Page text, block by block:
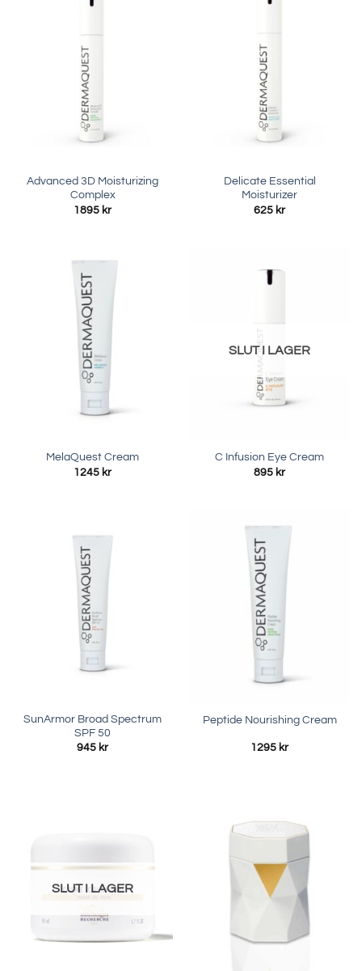
Advanced 3D Moisturizing
Complex
1895 kr
Delicate Essential
Moisturizer
625 kr
MelaQuest Cream
1245 kr
SLUT I LAGER
C Infusion Eye Cream
895 kr
SunArmor Broad Spectrum
SPF 50
945 kr
Peptide Nourishing Cream
1295 kr
SLUT I LAGER